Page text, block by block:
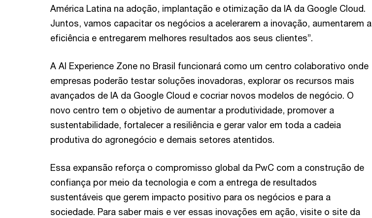
América Latina na adoção, implantação e otimização da IA da Google Cloud.
Juntos, vamos capacitar os negócios a acelerarem a inovação, aumentarem a
eficiência e entregarem melhores resultados aos seus clientes”.
A AI Experience Zone no Brasil funcionará como um centro colaborativo onde
empresas poderão testar soluções inovadoras, explorar os recursos mais
avançados de IA da Google Cloud e cocriar novos modelos de negócio. O
novo centro tem o objetivo de aumentar a produtividade, promover a
sustentabilidade, fortalecer a resiliência e gerar valor em toda a cadeia
produtiva do agronegócio e demais setores atentidos.
Essa expansão reforça o compromisso global da PwC com a construção de
confiança por meio da tecnologia e com a entrega de resultados
sustentáveis que gerem impacto positivo para os negócios e para a
sociedade. Para saber mais e ver essas inovações em ação, visite o site da